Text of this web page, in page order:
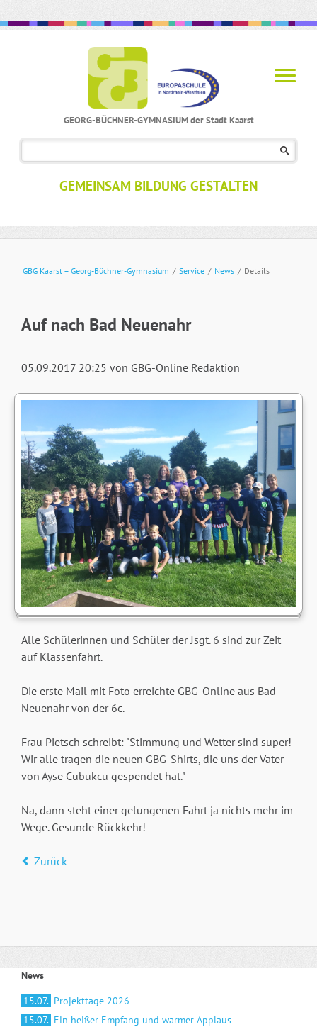
GEORG-BÜCHNER-GYMNASIUM der Stadt Kaarst
GEMEINSAM BILDUNG GESTALTEN
GBG Kaarst – Georg-Büchner-Gymnasium / Service / News / Details
Auf nach Bad Neuenahr
05.09.2017 20:25 von GBG-Online Redaktion
Alle Schülerinnen und Schüler der Jsgt. 6 sind zur Zeit
auf Klassenfahrt.
Die erste Mail mit Foto erreichte GBG-Online aus Bad
Neuenahr von der 6c.
Frau Pietsch schreibt: "Stimmung und Wetter sind super!
Wir alle tragen die neuen GBG-Shirts, die uns der Vater
von Ayse Cubukcu gespendet hat."
Na, dann steht einer gelungenen Fahrt ja nichts mehr im
Wege. Gesunde Rückkehr!
Zurück
News
15.07. Projekttage 2026
15.07. Ein heißer Empfang und warmer Applaus